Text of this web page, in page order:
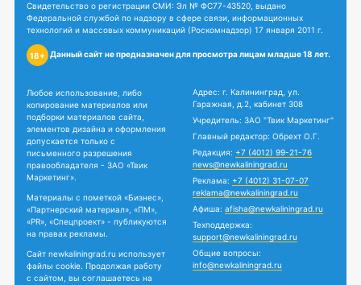
Свидетельство о регистрации СМИ: Эл № ФС77-43520, выдано
Федеральной службой по надзору в сфере связи, информационных
технологий и массовых коммуникаций (Роскомнадзор) 17 января 2011 г.
18+ Данный сайт не предназначен для просмотра лицам младше 18 лет.
Любое использование, либо
копирование материалов или
подборки материалов сайта,
элементов дизайна и оформления
допускается только с
письменного разрешения
правообладателя - ЗАО «Твик
Маркетинг».
Материалы с пометкой «Бизнес»,
«Партнерский материал», «ПМ»,
«PR», «Спецпроект» - публикуются
на правах рекламы.
Сайт newkaliningrad.ru использует
файлы cookie. Продолжая работу
с сайтом, вы соглашаетесь на
Адрес: г. Калининград, ул.
Гаражная, д.2, кабинет 308
Учредитель: ЗАО "Твик Маркетинг"
Главный редактор: Обрехт О.Г.
Редакция: +7 (4012) 99-21-76
news@newkaliningrad.ru
Реклама: +7 (4012) 31-07-07
reklama@newkaliningrad.ru
Афиша: afisha@newkaliningrad.ru
Техподдержка:
support@newkaliningrad.ru
Общие вопросы:
info@newkaliningrad.ru